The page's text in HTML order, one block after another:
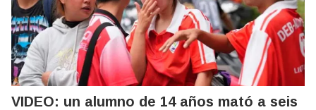
VIDEO: un alumno de 14 años mató a seis